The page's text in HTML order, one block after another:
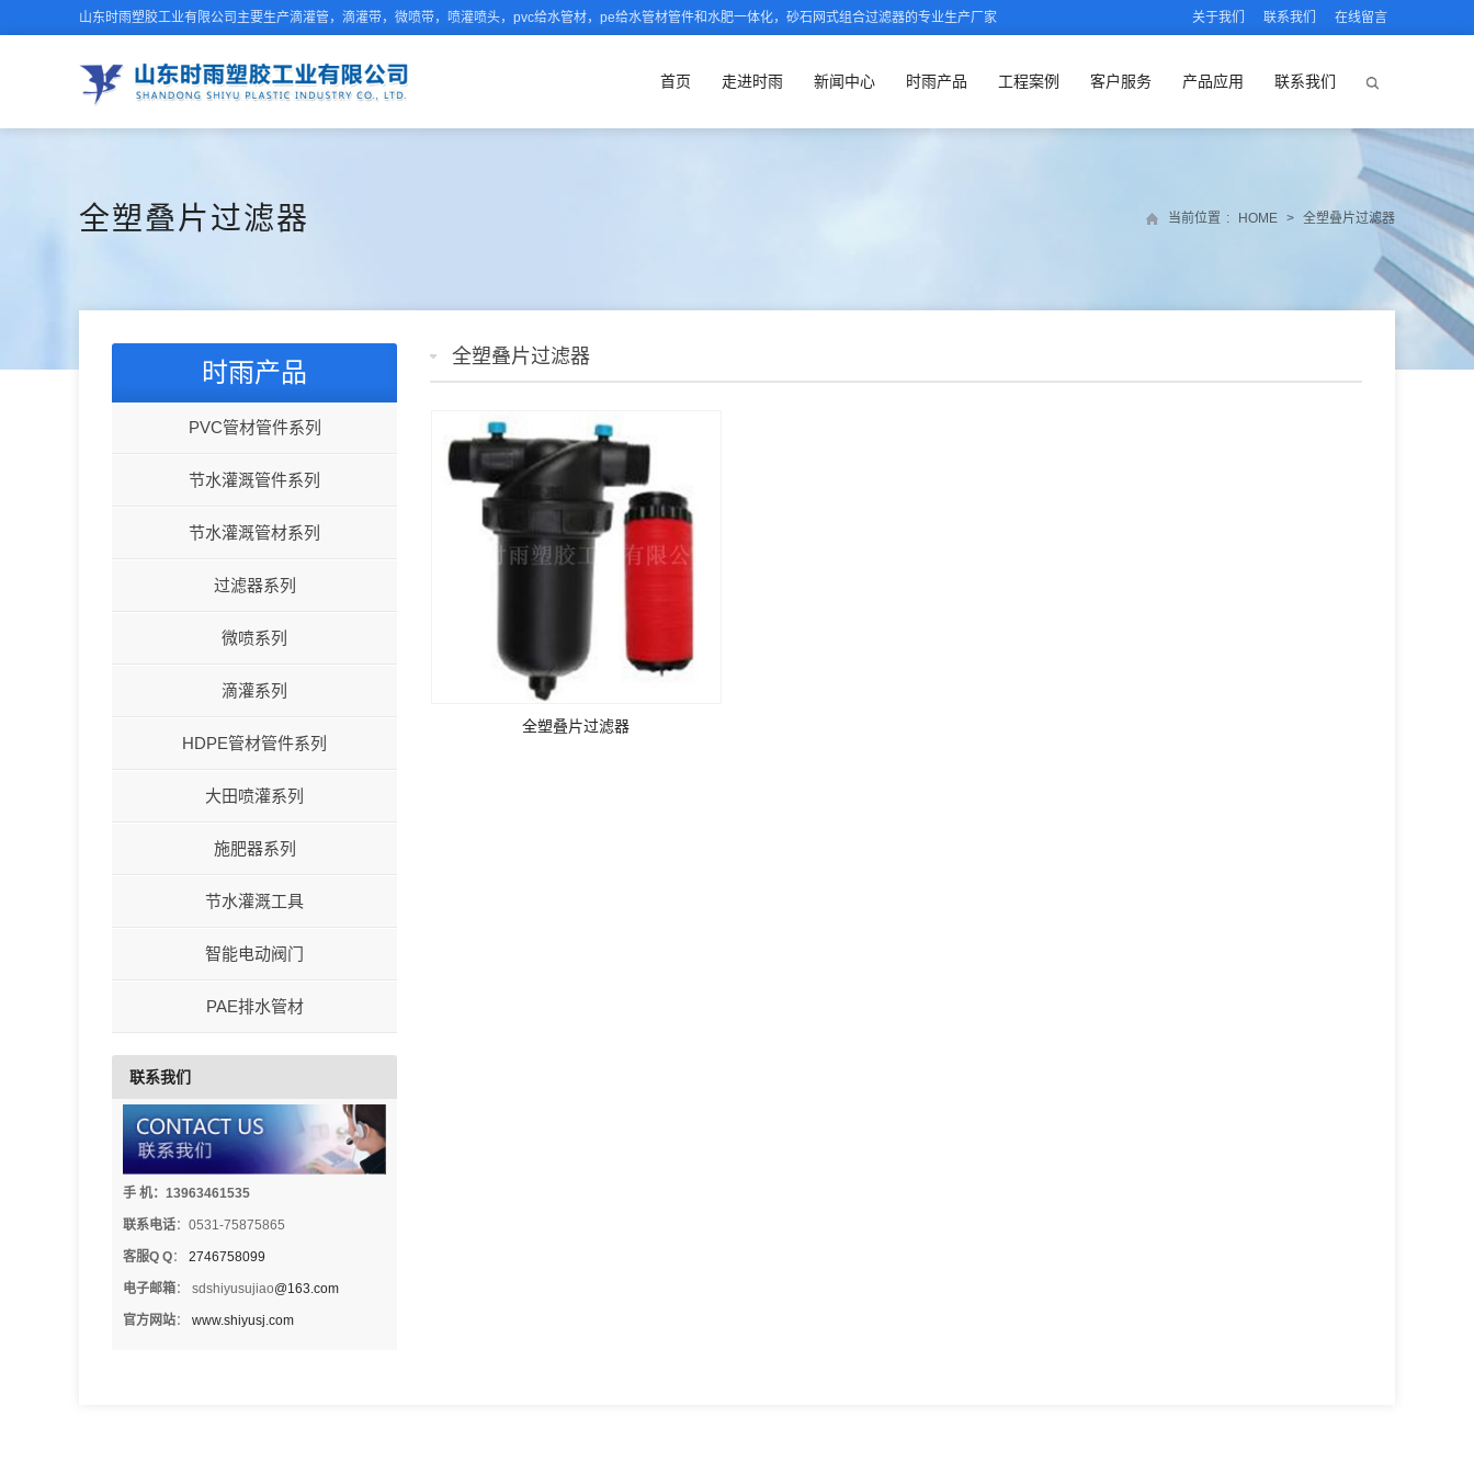
山东时雨塑胶工业有限公司主要生产滴灌管，滴灌带，微喷带，喷灌喷头，pvc给水管材，pe给水管材管件和水肥一体化，砂石网式组合过滤器的专业生产厂家 关于我们 联系我们 在线留言
首页 走进时雨 新闻中心 时雨产品 工程案例 客户服务 产品应用 联系我们
全塑叠片过滤器 当前位置 : HOME > 全塑叠片过滤器
全塑叠片过滤器
全塑叠片过滤器
时雨产品
PVC管材管件系列
节水灌溉管件系列
节水灌溉管材系列
过滤器系列
微喷系列
滴灌系列
HDPE管材管件系列
大田喷灌系列
施肥器系列
节水灌溉工具
智能电动阀门
PAE排水管材
联系我们
手 机：13963461535
联系电话：0531-75875865
客服Q Q： 2746758099
电子邮箱： sdshiyusujiao@163.com
官方网站： www.shiyusj.com